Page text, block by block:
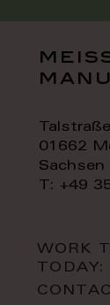
01662
Sachsen
T: +49
WORK
TODAY: